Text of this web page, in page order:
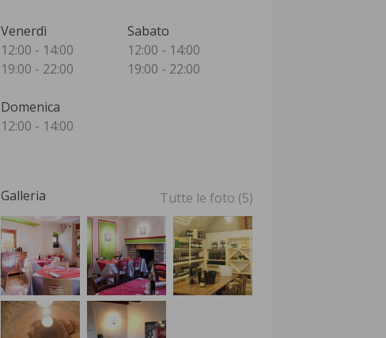
Venerdì
12:00 - 14:00
19:00 - 22:00
Sabato
12:00 - 14:00
19:00 - 22:00
Domenica
12:00 - 14:00
Galleria Tutte le foto (5)